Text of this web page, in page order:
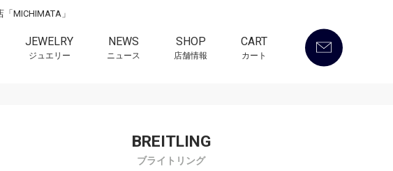
MICHIMATA」
JEWELRY
ジュエリー
NEWS
ニュース
SHOP
店舗情報
CART
カート
BREITLING
ブライトリング